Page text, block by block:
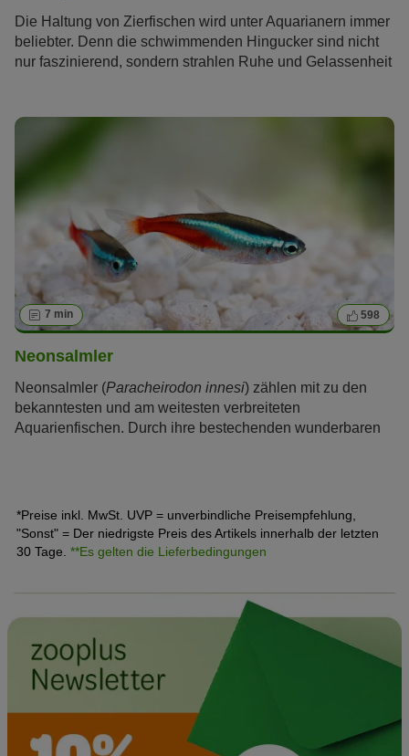
Die Haltung von Zierfischen wird unter Aquarianern immer
beliebter. Denn die schwimmenden Hingucker sind nicht
nur faszinierend, sondern strahlen Ruhe und Gelassenheit
Aquarium eignen? Wir stellen Ihnen die beliebtesten
7 min 598
Neonsalmler
Neonsalmler (Paracheirodon innesi) zählen mit zu den
bekanntesten und am weitesten verbreiteten
Aquarienfischen. Durch ihre bestechenden wunderbaren
*Preise inkl. MwSt. UVP = unverbindliche Preisempfehlung,
"Sonst" = Der niedrigste Preis des Artikels innerhalb der letzten
30 Tage. **Es gelten die Lieferbedingungen